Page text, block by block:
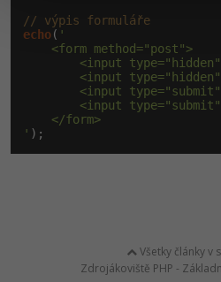
// výpis formuláře
echo( '
    <form method="post">
<input
<input
<input
<input
    </form>
' );
Všetky články v
Zdrojákoviště PHP -